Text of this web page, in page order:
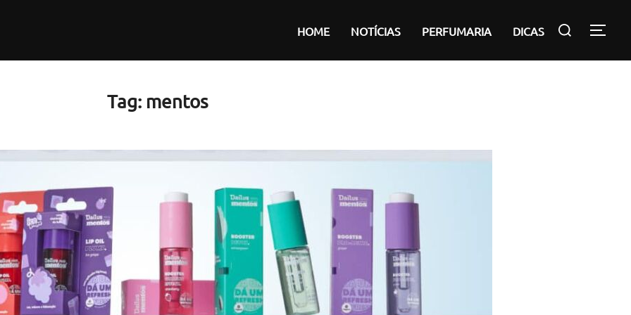
HOME NOTÍCIAS PERFUMARIA DICAS
Pesquisar
Tag: mentos